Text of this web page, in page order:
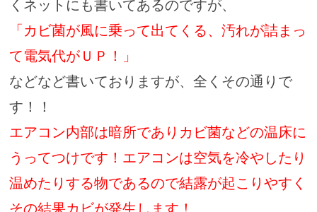
くネットにも書いてあるのですが、
「カビ菌が風に乗って出てくる、汚れが詰まっ
て電気代がＵＰ！」
などなど書いておりますが、全くその通りで
す！！
エアコン内部は暗所でありカビ菌などの温床に
うってつけです！エアコンは空気を冷やしたり
温めたりする物であるので結露が起こりやすく
その結果カビが発生します！